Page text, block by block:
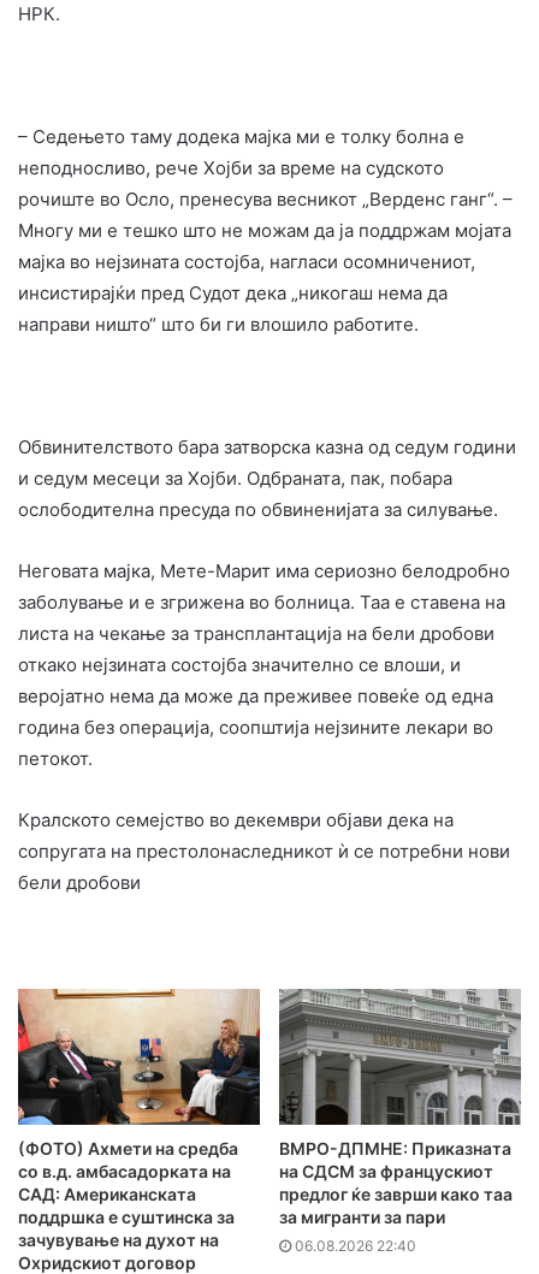
НРК.
– Седењето таму додека мајка ми е толку болна е
неподносливо, рече Хојби за време на судското
рочиште во Осло, пренесува весникот „Верденс ганг“. –
Многу ми е тешко што не можам да ја поддржам мојата
мајка во нејзината состојба, нагласи осомничениот,
инсистирајќи пред Судот дека „никогаш нема да
направи ништо“ што би ги влошило работите.
Обвинителството бара затворска казна од седум години
и седум месеци за Хојби. Одбраната, пак, побара
ослободителна пресуда по обвиненијата за силување.
Неговата мајка, Мете-Марит има сериозно белодробно
заболување и е згрижена во болница. Таа е ставена на
листа на чекање за трансплантација на бели дробови
откако нејзината состојба значително се влоши, и
веројатно нема да може да преживее повеќе од една
година без операција, соопштија нејзините лекари во
петокот.
Кралското семејство во декември објави дека на
сопругата на престолонаследникот ѝ се потребни нови
бели дробови
(ФОТО) Ахмети на средба
со в.д. амбасадорката на
САД: Американската
поддршка е суштинска за
зачувување на духот на
Охридскиот договор
ВМРО-ДПМНЕ: Приказната
на СДСМ за францускиот
предлог ќе заврши како таа
за мигранти за пари
06.08.2026 22:40